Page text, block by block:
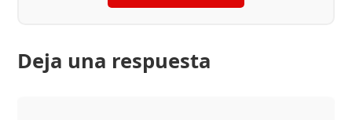
Deja una respuesta